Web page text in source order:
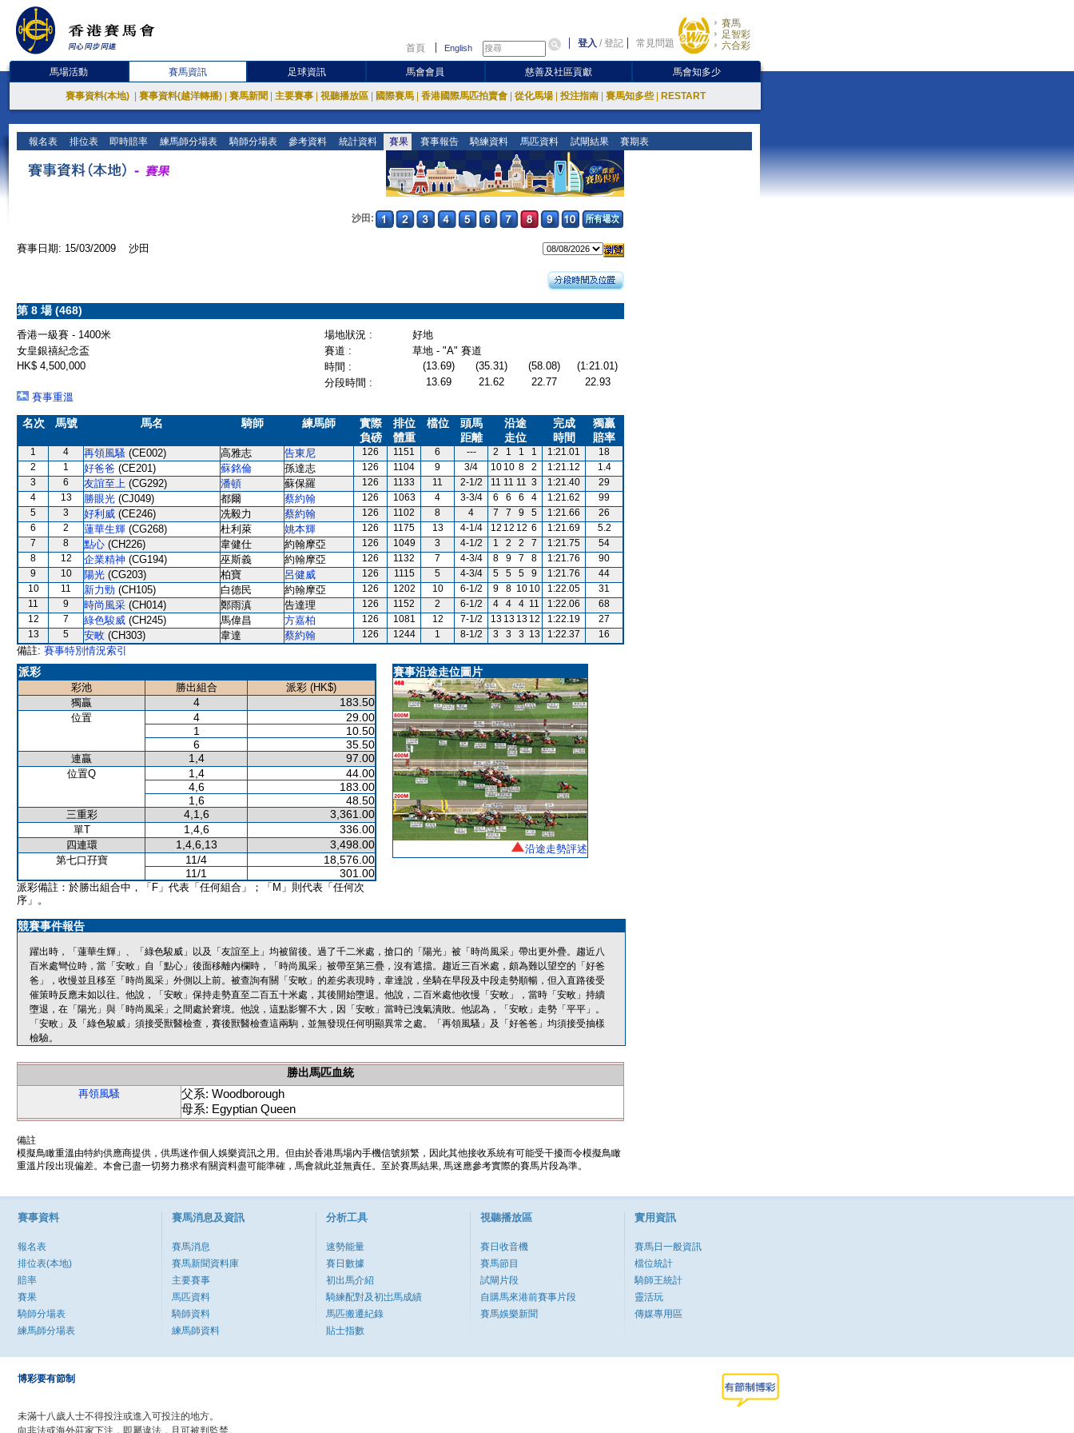
首頁 English 登入 /登記 常見問題
賽馬
足智彩
六合彩
馬場活動 賽馬資訊 足球資訊 馬會會員 慈善及社區貢獻 馬會知多少
賽事資料(本地) 賽事資料(越洋轉播) 賽馬新聞 主要賽事 視聽播放區 國際賽馬 香港國際馬匹拍賣會 從化馬場 投注指南 賽馬知多些 RESTART
報名表 排位表 即時賠率 練馬師分場表 騎師分場表 參考資料 統計資料 賽果 賽事報告 騎練資料 馬匹資料 試閘結果 賽期表
沙田:
賽事日期: 15/03/2009 沙田
第 8 場 (468)
香港一級賽 - 1400米 場地狀況 :
好地
女皇銀禧紀念盃
賽道 :
草地 - "A" 賽道
HK$ 4,500,000
時間 : (13.69) (35.31) (58.08)
(1:21.01)
分段時間 :
13.69 21.62 22.77
22.93
賽事重溫
名次 馬號 馬名 騎師 練馬師
實際
負磅
排位
體重
檔位
頭馬
距離
沿途
走位
完成
時間
獨贏
賠率
1 4 再領風騷 (CE002) 高雅志 告東尼 126 1151 6 --- 2 1 1 1 1:21.01
18
2
1 好爸爸 (CE201) 蘇銘倫 孫達志 126 1104 9 3/4 10 10 8 2 1:21.12
1.4
3
6 友誼至上 (CG292) 潘頓 蘇保羅 126 1133 11 2-1/2 11 11 11 3 1:21.40
29
4
13 勝眼光 (CJ049) 都爾 蔡約翰 126 1063 4 3-3/4 6 6 6 4 1:21.62
99
5
3 好利威 (CE246) 冼毅力 蔡約翰 126 1102 8 4 7 7 9 5 1:21.66
26
6
2 蓮華生輝 (CG268) 杜利萊 姚本輝 126 1175 13 4-1/4 12 12 12 6 1:21.69
5.2
7
8 點心 (CH226) 韋健仕 約翰摩亞 126 1049 3 4-1/2 1 2 2 7 1:21.75
54
8
12 企業精神 (CG194) 巫斯義 約翰摩亞 126 1132 7 4-3/4 8 9 7 8 1:21.76
90
9
10 陽光 (CG203) 柏寶 呂健威 126 1115 5 4-3/4 5 5 5 9 1:21.76
44
10
11 新力勁 (CH105) 白德民 約翰摩亞 126 1202 10 6-1/2 9 8 10 10 1:22.05
31
11
9 時尚風采 (CH014) 鄭雨滇 告達理 126 1152 2 6-1/2 4 4 4 11 1:22.06
68
12
7 綠色駿威 (CH245) 馬偉昌 方嘉柏 126 1081 12 7-1/2 13 13 13 12 1:22.19
27
13
5 安畋 (CH303) 韋達 蔡約翰 126 1244 1 8-1/2 3 3 3 13 1:22.37 16
備註: 賽事特別情況索引
派彩
彩池 勝出組合
派彩 (HK$)
獨贏
4 183.50
位置 4
29.00
1
10.50
6
35.50
連贏 1,4 97.00
位置Q 1,4
44.00
4,6
183.00
1,6
48.50
三重彩 4,1,6 3,361.00
單T 1,4,6 336.00
四連環 1,4,6,13 3,498.00
第七口孖寶 11/4
18,576.00
11/1
301.00
派彩備註：於勝出組合中，「F」代表「任何組合」；「M」則代表「任何次
序」。
賽事沿途走位圖片
沿途走勢評述
競賽事件報告
躍出時，「蓮華生輝」、「綠色駿威」以及「友誼至上」均被留後。過了千二米處，搶口的「陽光」被「時尚風采」帶出更外疊。趨近八
百米處彎位時，當「安畋」自「點心」後面移離內欄時，「時尚風采」被帶至第三疊，沒有遮擋。趨近三百米處，頗為難以望空的「好爸
爸」，收慢並且移至「時尚風采」外側以上前。被查詢有關「安畋」的差劣表現時，韋達說，坐騎在早段及中段走勢順暢，但入直路後受
催策時反應未如以往。他說，「安畋」保持走勢直至二百五十米處，其後開始墮退。他說，二百米處他收慢「安畋」，當時「安畋」持續
墮退，在「陽光」與「時尚風采」之間處於窘境。他說，這點影響不大，因「安畋」當時已洩氣潰敗。他認為，「安畋」走勢「平平」。
「安畋」及「綠色駿威」須接受獸醫檢查，賽後獸醫檢查這兩駒，並無發現任何明顯異常之處。「再領風騷」及「好爸爸」均須接受抽樣
檢驗。
勝出馬匹血統
再領風騷
父系: Woodborough
母系: Egyptian Queen
備註
模擬鳥瞰重溫由特約供應商提供，供馬迷作個人娛樂資訊之用。但由於香港馬場內手機信號頻繁，因此其他接收系統有可能受干擾而令模擬鳥瞰
重溫片段出現偏差。本會已盡一切努力務求有關資料盡可能準確，馬會就此並無責任。至於賽馬結果, 馬迷應參考實際的賽馬片段為準。
賽事資料
報名表
排位表(本地)
賠率
賽果
騎師分場表
練馬師分場表
賽馬消息及資訊
賽馬消息
賽馬新聞資料庫
主要賽事
馬匹資料
騎師資料
練馬師資料
分析工具
速勢能量
賽日數據
初出馬介紹
騎練配對及初岀馬成績
馬匹搬遷紀錄
貼士指數
視聽播放區
賽日收音機
賽馬節目
試閘片段
自購馬來港前賽事片段
賽馬娛樂新聞
實用資訊
賽馬日一般資訊
檔位統計
騎師王統計
靈活玩
傳媒專用區
博彩要有節制
未滿十八歲人士不得投注或進入可投注的地方。
向非法或海外莊家下注，即屬違法，且可被判監禁。